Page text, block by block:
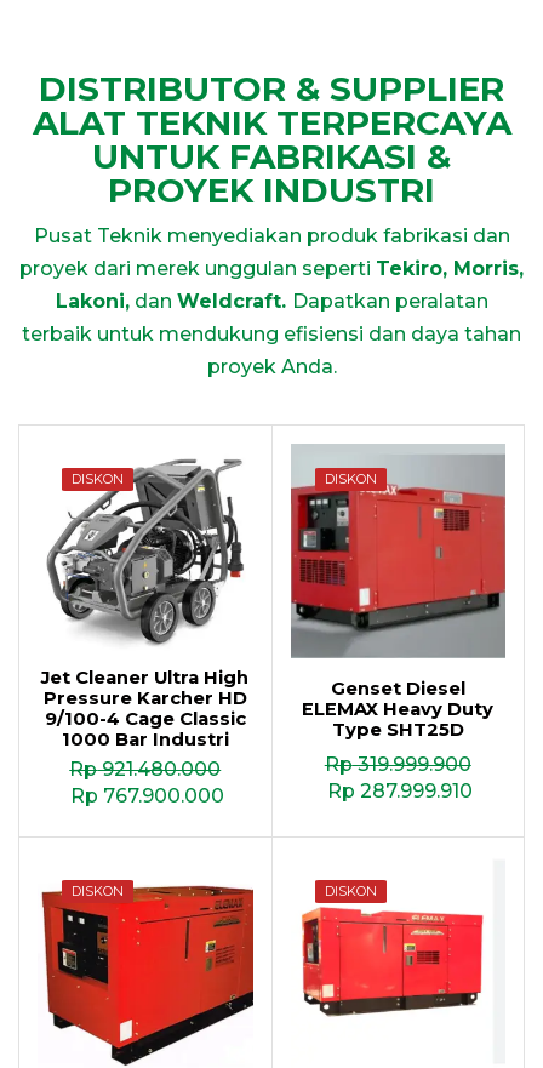
DISTRIBUTOR & SUPPLIER
ALAT TEKNIK TERPERCAYA
UNTUK FABRIKASI &
PROYEK INDUSTRI
Pusat Teknik menyediakan produk fabrikasi dan
proyek dari merek unggulan seperti Tekiro, Morris,
Lakoni,dan Weldcraft. Dapatkan peralatan
terbaik untuk mendukung efisiensi dan daya tahan
proyek Anda.
DISKON
Jet Cleaner Ultra High
Pressure Karcher HD
9/100-4 Cage Classic
1000 Bar Industri
Rp921.480.000
Rp 767.900.000
DISKON
Genset Diesel
ELEMAX Heavy Duty
Type SHT25D
Rp319.999.900
Rp 287.999.910
DISKON DISKON